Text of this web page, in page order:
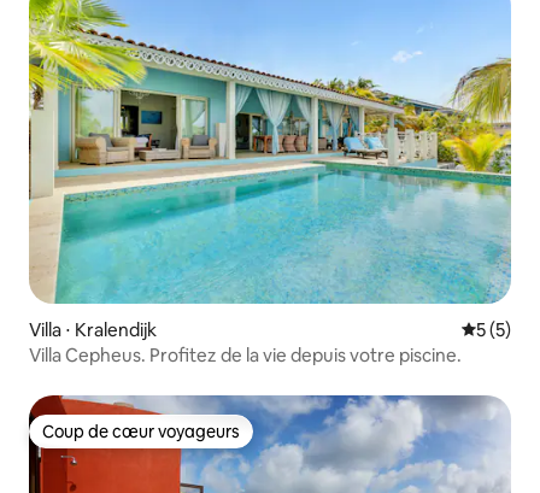
Villa ⋅ Kralendijk
5 (5)
Villa Cepheus. Profitez de la vie depuis votre piscine.
Coup de cœur voyageurs
Coup de cœur voyageurs